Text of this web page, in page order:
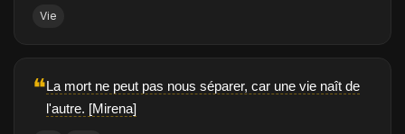
Vie
❝La mort ne peut pas nous séparer, car une vie naît de
l'autre. [Mirena]